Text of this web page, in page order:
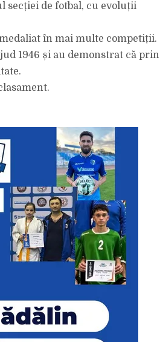
secției de fotbal, cu evoluții
în mai multe competiții.
1946 și au demonstrat că prin